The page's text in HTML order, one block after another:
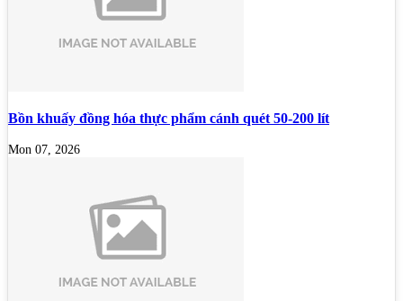
Bồn khuấy đồng hóa thực phẩm cánh quét 50-200 lít
Mon 07, 2026